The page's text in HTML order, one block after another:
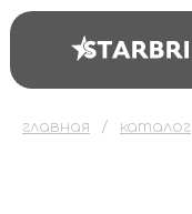
главная каталог